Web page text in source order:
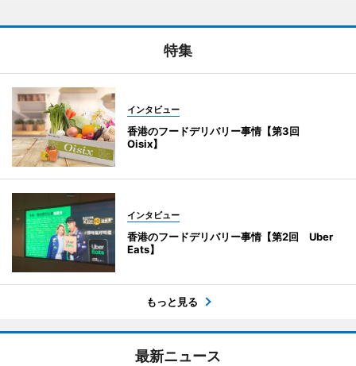
特集
インタビュー
香港のフードデリバリー事情【第3回
Oisix】
インタビュー
香港のフードデリバリー事情【第2回 Uber
Eats】
もっと見る
最新ニュース